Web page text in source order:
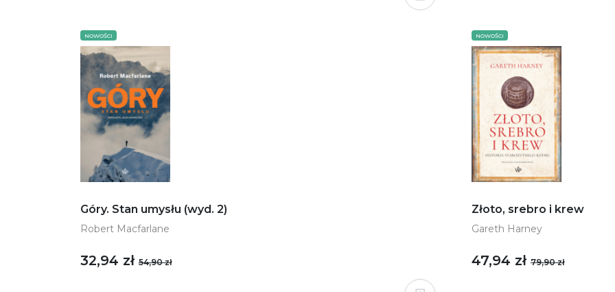
NOWOŚCI
Góry. Stan umysłu (wyd. 2)
Robert Macfarlane
32,94 zł 54,90 zł
NOWOŚCI
Złoto, srebro i krew
Gareth Harney
47,94 zł 79,90 zł